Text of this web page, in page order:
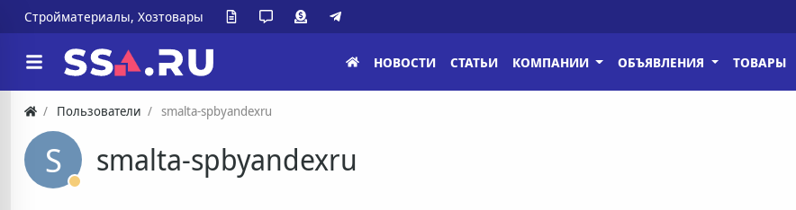
Стройматериалы, Хозтовары
НОВОСТИ СТАТЬИ КОМПАНИИ ОБЪЯВЛЕНИЯ ТОВАРЫ
Пользователи smalta-spbyandexru
S smalta-spbyandexru